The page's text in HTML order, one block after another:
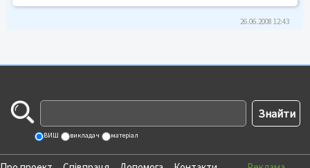
26.06.2008 12:43
ВИШ викладач матеріал